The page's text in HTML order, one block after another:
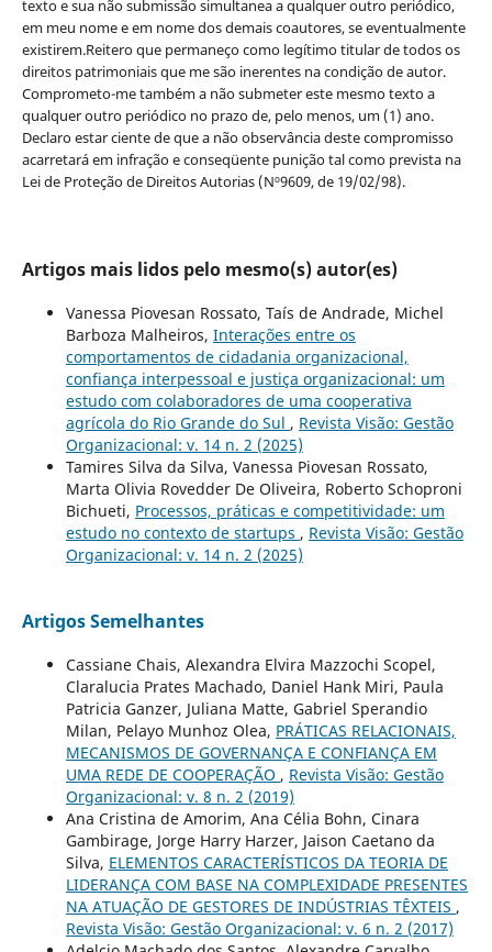
texto e sua não submissão simultanea a qualquer outro periódico,
em meu nome e em nome dos demais coautores, se eventualmente
existirem.Reitero que permaneço como legítimo titular de todos os
direitos patrimoniais que me são inerentes na condição de autor.
Comprometo-me também a não submeter este mesmo texto a
qualquer outro periódico no prazo de, pelo menos, um (1) ano.
Declaro estar ciente de que a não observância deste compromisso
acarretará em infração e conseqüente punição tal como prevista na
Lei de Proteção de Direitos Autorias (Nº9609, de 19/02/98).
Artigos mais lidos pelo mesmo(s) autor(es)
Vanessa Piovesan Rossato, Taís de Andrade, Michel
Barboza Malheiros, Interações entre os
comportamentos de cidadania organizacional,
confiança interpessoal e justiça organizacional: um
estudo com colaboradores de uma cooperativa
agrícola do Rio Grande do Sul , Revista Visão: Gestão
Organizacional: v. 14 n. 2 (2025)
Tamires Silva da Silva, Vanessa Piovesan Rossato,
Marta Olivia Rovedder De Oliveira, Roberto Schoproni
Bichueti, Processos, práticas e competitividade: um
estudo no contexto de startups , Revista Visão: Gestão
Organizacional: v. 14 n. 2 (2025)
Artigos Semelhantes
Cassiane Chais, Alexandra Elvira Mazzochi Scopel,
Claralucia Prates Machado, Daniel Hank Miri, Paula
Patricia Ganzer, Juliana Matte, Gabriel Sperandio
Milan, Pelayo Munhoz Olea, PRÁTICAS RELACIONAIS,
MECANISMOS DE GOVERNANÇA E CONFIANÇA EM
UMA REDE DE COOPERAÇÃO , Revista Visão: Gestão
Organizacional: v. 8 n. 2 (2019)
Ana Cristina de Amorim, Ana Célia Bohn, Cinara
Gambirage, Jorge Harry Harzer, Jaison Caetano da
Silva, ELEMENTOS CARACTERÍSTICOS DA TEORIA DE
LIDERANÇA COM BASE NA COMPLEXIDADE PRESENTES
NA ATUAÇÃO DE GESTORES DE INDÚSTRIAS TÊXTEIS ,
Revista Visão: Gestão Organizacional: v. 6 n. 2 (2017)